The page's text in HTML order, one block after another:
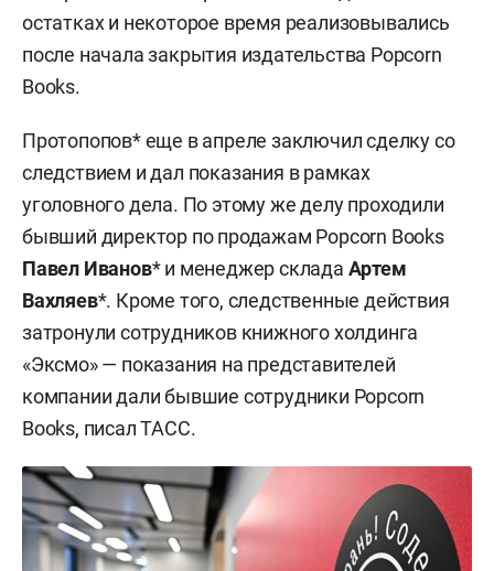
остатках и некоторое время реализовывались
после начала закрытия издательства Popcorn
Books.
Протопопов* еще в апреле заключил сделку со
следствием и дал показания в рамках
уголовного дела. По этому же делу проходили
бывший директор по продажам Popcorn Books
Павел Иванов* и менеджер склада Артем
Вахляев*. Кроме того, следственные действия
затронули сотрудников книжного холдинга
«Эксмо» — показания на представителей
компании дали бывшие сотрудники Popcorn
Books, писал ТАСС.